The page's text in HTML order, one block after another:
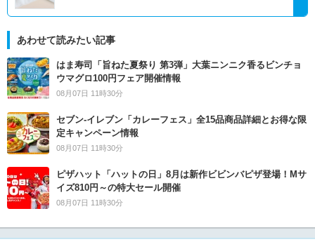
あわせて読みたい記事
はま寿司「旨ねた夏祭り 第3弾」大葉ニンニク香るビンチョ
ウマグロ100円フェア開催情報
08月07日 11時30分
セブン‐イレブン「カレーフェス」全15品商品詳細とお得な限
定キャンペーン情報
08月07日 11時30分
ピザハット「ハットの日」8月は新作ビビンバピザ登場！Mサ
イズ810円～の特大セール開催
08月07日 11時30分